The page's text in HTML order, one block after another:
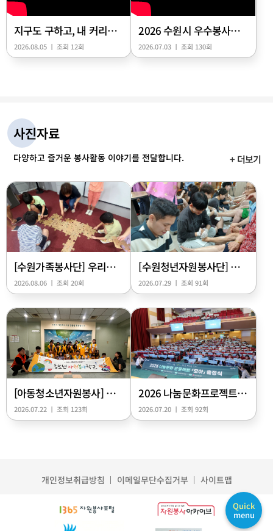
지구도 구하고, 내 커리어도 업그레이드할 고등학생 히어로들 모여라! 🦸‍♂️🦸‍♀️
2026.08.05 ㅣ 조회 12회
2026 수원시 우수봉사자 한마음 워크숍 - 안동·제천·평택
2026.07.03 ㅣ 조회 130회
사진자료
다양하고 즐거운 봉사활동 이야기를 전달합니다. + 더보기
[수원가족봉사단] 우리가족 자원순환 실천 프로젝트
2026.08.06 ㅣ 조회 20회
[수원청년자원봉사단] 어르신을 위한 청춘 발전소
2026.07.29 ㅣ 조회 91회
[아동청소년자원봉사] 지구를 살리는 자원순환 여행
2026.07.22 ㅣ 조회 123회
2026 나눔문화프로젝트 「모아」 출정식
2026.07.20 ㅣ 조회 92회
개인정보취급방침 이메일무단수집거부 사이트맵
Quick
menu